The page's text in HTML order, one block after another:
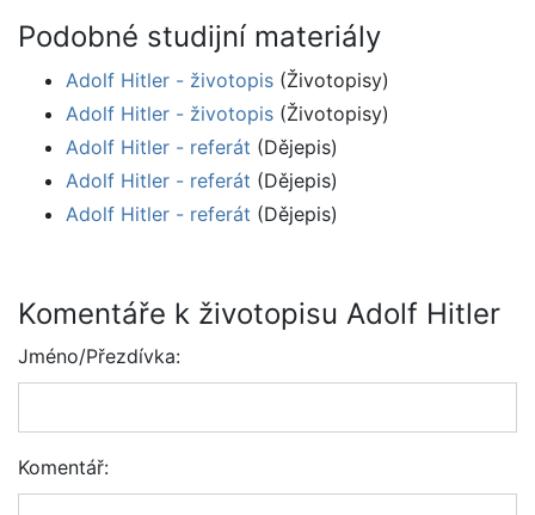
Podobné studijní materiály
Adolf Hitler - životopis (Životopisy)
Adolf Hitler - životopis (Životopisy)
Adolf Hitler - referát (Dějepis)
Adolf Hitler - referát (Dějepis)
Adolf Hitler - referát (Dějepis)
Komentáře k životopisu Adolf Hitler
Jméno/Přezdívka:
Komentář: